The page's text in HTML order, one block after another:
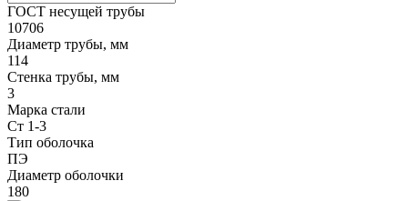
ГОСТ несущей трубы
10706
Диаметр трубы, мм
114
Стенка трубы, мм
3
Марка стали
Ст 1-3
Тип оболочка
ПЭ
Диаметр оболочки
180